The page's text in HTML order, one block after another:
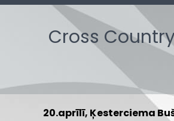
Cross
20.aprīlī, Ķesterciema